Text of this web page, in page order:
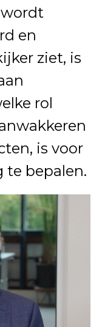
en
ziet, is
rol
is voor
te bepalen.